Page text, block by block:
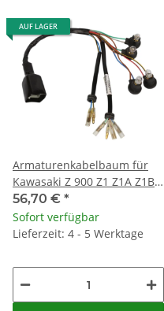
AUF LAGER
Armaturenkabelbaum für
Kawasaki Z 900 Z1 Z1A Z1B
# 25011-026 25011-042
56,70 € *
Sofort verfügbar
Lieferzeit: 4 - 5 Werktage